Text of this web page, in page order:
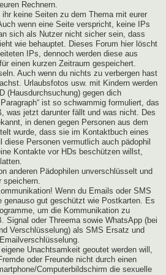
Rechnern.
keine Seiten zu dem Thema mit eurer
wenn eine Seite verspricht, keine IPs
sich als Nutzer nicht sicher sein, dass
wie behauptet. Dieses Forum hier löscht
IPs, dennoch werden diese aus
einen kurzen Zeitraum gespeichert.
Auch wenn du nichts zu verbergen hast
Urlaubsfotos usw. mit Kindern werden
(Hausdurchsuchung) gegen dich
ist so schwammig formuliert, das
was jetzt darunter fällt und was nicht. Des
in denen gegen Personen aus dem
wurde, dass sie im Kontaktbuch eines
diese Personen vermutlich auch pädophil
Kontakte vor HDs beschützen willst,
anderen Pädophilen unverschlüsselt und
speichern.
Wenn du Emails oder SMS
genauso gut geschützt wie Postkarten. Es
um die Kommunikation zu
Signal oder Threema sowie WhatsApp (bei
Verschlüsselung) als SMS Ersatz und
Unachtsamkeit geoutet werden will,
oder Freunde nicht durch einen
Computerbildschirm die sexuelle